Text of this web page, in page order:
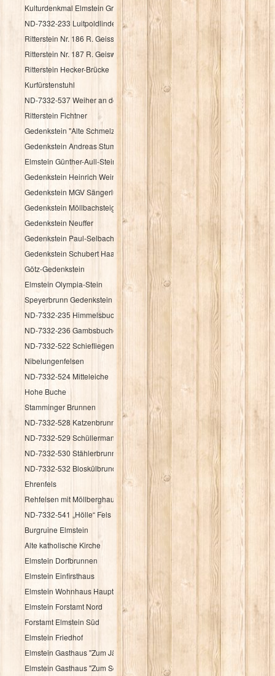
Kulturdenkmal Elmstein Grenzstein
ND-7332-233 Luitpoldlinde
Ritterstein Nr. 186 R. Geisskopferhof
Ritterstein Nr. 187 R. Geiswieserhof
Ritterstein Hecker-Brücke
Kurfürstenstuhl
ND-7332-537 Weiher an der Speyerbachquelle
Ritterstein Fichtner
Gedenkstein "Alte Schmelz"
Gedenkstein Andreas Stumpf
Elmstein Günther-Aull-Stein
Gedenkstein Heinrich Weintz
Gedenkstein MGV Sängerlust Elmstein
Gedenkstein Möllbachsteige
Gedenkstein Neuffer
Gedenkstein Paul-Selbach-Ruh
Gedenkstein Schubert Haag
Götz-Gedenkstein
Elmstein Olympia-Stein
Speyerbrunn Gedenkstein HK 1987
ND-7332-235 Himmelsbuche
ND-7332-236 Gambsbuche
ND-7332-522 Schiefliegender Fels
Nibelungenfelsen
ND-7332-524 Mitteleiche
Hohe Buche
Stamminger Brunnen
ND-7332-528 Katzenbrunnen
ND-7332-529 Schüllermannsbrunnen
ND-7332-530 Stählerbrunnen
ND-7332-532 Bloskülbrundsicht
Ehrenfels
Rehfelsen mit Möllberghaus
ND-7332-541 „Hölle“ Fels
Burgruine Elmstein
Alte katholische Kirche
Elmstein Dorfbrunnen
Elmstein Einfirsthaus
Elmstein Wohnhaus Hauptstraße 30
Elmstein Forstamt Nord
Forstamt Elmstein Süd
Elmstein Friedhof
Elmstein Gasthaus "Zum Jäger aus Kurpfalz"
Elmstein Gasthaus "Zum Schloßberg"